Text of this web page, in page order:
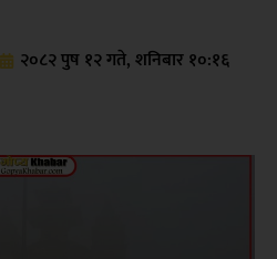
२०८२ पुष १२ गते, शनिबार १०:१६